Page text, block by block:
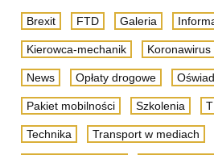
Brexit FTD Galeria
Kierowca-mechanik Koronawirus
News Opłaty drogowe
Pakiet mobilności Szkolenia
Technika Transport w mediach